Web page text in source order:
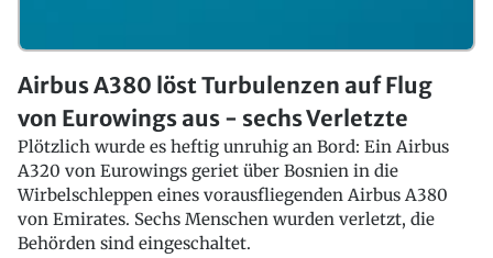
Airbus A380 löst Turbulenzen auf Flug
von Eurowings aus - sechs Verletzte
Plötzlich wurde es heftig unruhig an Bord: Ein Airbus
A320 von Eurowings geriet über Bosnien in die
Wirbelschleppen eines vorausfliegenden Airbus A380
von Emirates. Sechs Menschen wurden verletzt, die
Behörden sind eingeschaltet.